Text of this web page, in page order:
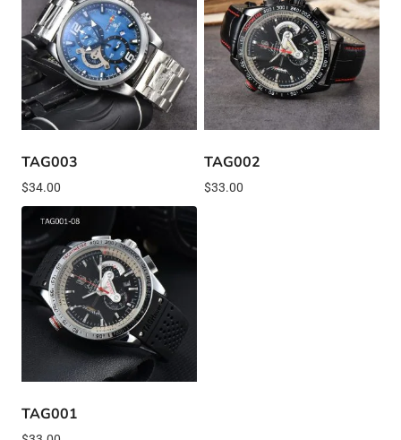
TAG003
$34.00
TAG002
$33.00
TAG001